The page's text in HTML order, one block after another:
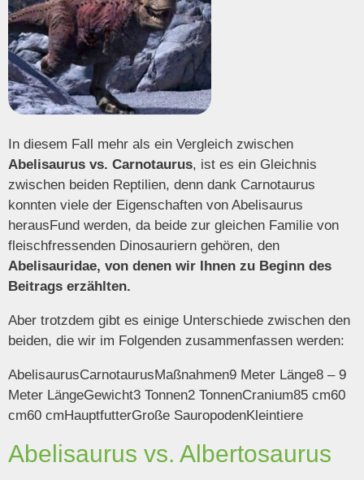
In diesem Fall mehr als ein Vergleich zwischen
Abelisaurus vs. Carnotaurus, ist es ein Gleichnis
zwischen beiden Reptilien, denn dank Carnotaurus
konnten viele der Eigenschaften von Abelisaurus
herausFund werden, da beide zur gleichen Familie von
fleischfressenden Dinosauriern gehören, den
Abelisauridae, von denen wir Ihnen zu Beginn des
Beitrags erzählten.
Aber trotzdem gibt es einige Unterschiede zwischen den
beiden, die wir im Folgenden zusammenfassen werden:
AbelisaurusCarnotaurusMaßnahmen9 Meter Länge8 – 9
Meter LängeGewicht3 Tonnen2 TonnenCranium85 cm60
cm60 cmHauptfutterGroße SauropodenKleintiere
Abelisaurus vs. Albertosaurus